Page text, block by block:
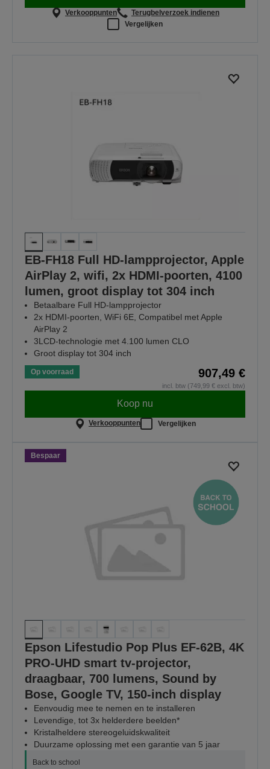
Verkooppunten
Terugbelverzoek indienen
Vergelijken
EB-FH18 Full HD-lampprojector, Apple
AirPlay 2, wifi, 2x HDMI-poorten, 4100
lumen, groot display tot 304 inch
Betaalbare Full HD-lampprojector
2x HDMI-poorten, WiFi 6E, Compatibel met Apple
AirPlay 2
3LCD-technologie met 4.100 lumen CLO
Groot display tot 304 inch
Op voorraad 907,49 €
incl. btw (749,99 € excl. btw)
Koop nu
Verkooppunten Vergelijken
Bespaar
Epson Lifestudio Pop Plus EF-62B, 4K
PRO-UHD smart tv-projector,
draagbaar, 700 lumens, Sound by
Bose, Google TV, 150-inch display
Eenvoudig mee te nemen en te installeren
Levendige, tot 3x helderdere beelden*
Kristalheldere stereogeluidskwaliteit
Duurzame oplossing met een garantie van 5 jaar
Back to school